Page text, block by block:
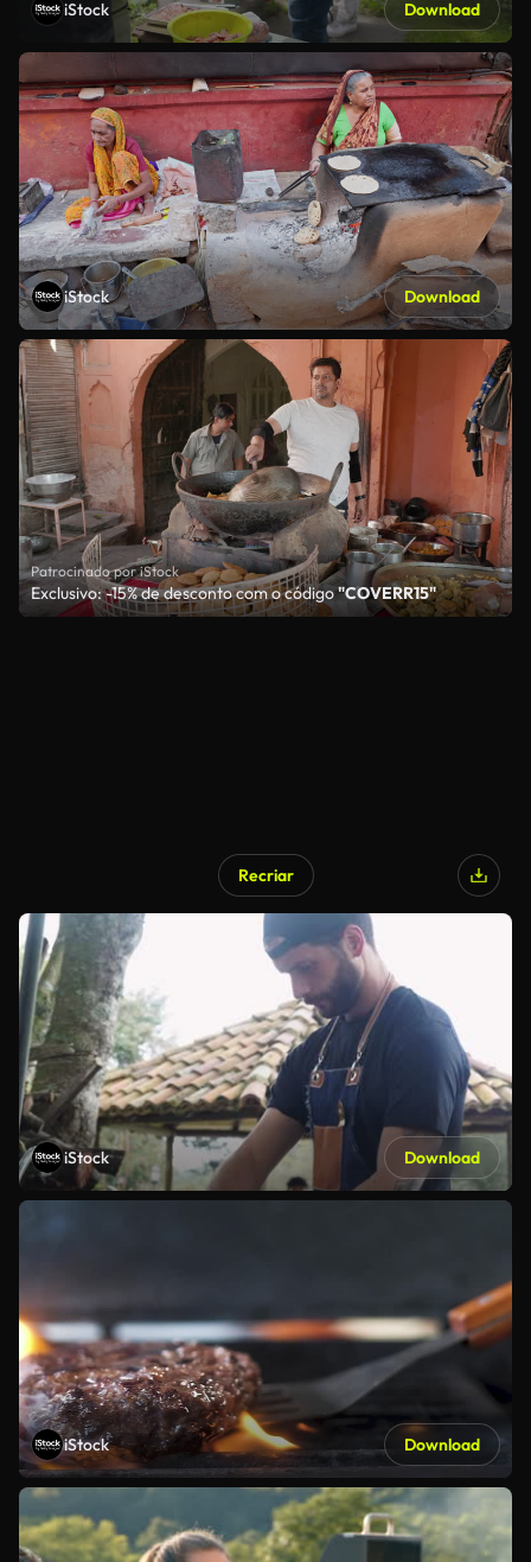
iStock Download
iStock Download
Patrocinado por iStock
Exclusivo: -15% de desconto com o código"COVERR15"
Recriar
iStock Download
iStock Download